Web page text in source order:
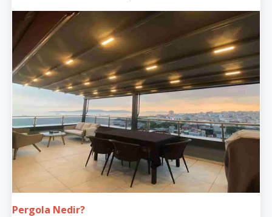
Pergola Nedir?